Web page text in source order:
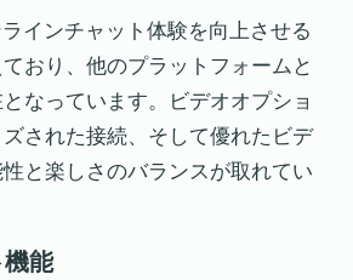
インチャット体験を向上させる
おり、他のプラットフォームと
なっています。ビデオオプショ
された接続、そして優れたビデ
と楽しさのバランスが取れてい
能